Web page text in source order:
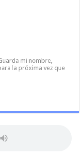
mi nombre,
la próxima vez que